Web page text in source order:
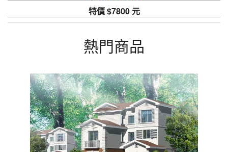
特價 $7800 元
熱門商品